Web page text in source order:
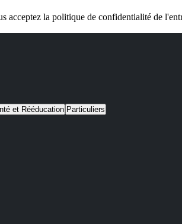
acceptez la politique de confidentialité de
et Rééducation Particuliers